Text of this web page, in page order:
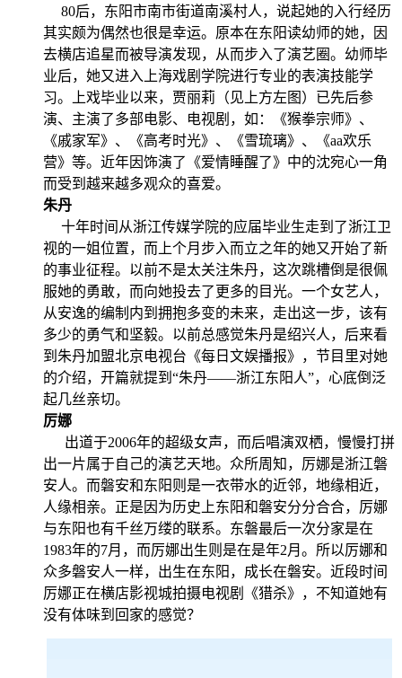
80后，东阳市南市街道南溪村人，说起她的入行经历
其实颇为偶然也很是幸运。原本在东阳读幼师的她，因
去横店追星而被导演发现，从而步入了演艺圈。幼师毕
业后，她又进入上海戏剧学院进行专业的表演技能学
习。上戏毕业以来，贾丽莉（见上方左图）已先后参
演、主演了多部电影、电视剧，如：《猴拳宗师》、
《戚家军》、《高考时光》、《雪琉璃》、《aa欢乐
营》等。近年因饰演了《爱情睡醒了》中的沈宛心一角
而受到越来越多观众的喜爱。
朱丹
十年时间从浙江传媒学院的应届毕业生走到了浙江卫
视的一姐位置，而上个月步入而立之年的她又开始了新
的事业征程。以前不是太关注朱丹，这次跳槽倒是很佩
服她的勇敢，而向她投去了更多的目光。一个女艺人，
从安逸的编制内到拥抱多变的未来，走出这一步，该有
多少的勇气和坚毅。以前总感觉朱丹是绍兴人，后来看
到朱丹加盟北京电视台《每日文娱播报》，节目里对她
的介绍，开篇就提到“朱丹——浙江东阳人”，心底倒泛
起几丝亲切。
厉娜
出道于2006年的超级女声，而后唱演双栖，慢慢打拼
出一片属于自己的演艺天地。众所周知，厉娜是浙江磐
安人。而磐安和东阳则是一衣带水的近邻，地缘相近，
人缘相亲。正是因为历史上东阳和磐安分分合合，厉娜
与东阳也有千丝万缕的联系。东磐最后一次分家是在
1983年的7月，而厉娜出生则是在是年2月。所以厉娜和
众多磐安人一样，出生在东阳，成长在磐安。近段时间
厉娜正在横店影视城拍摄电视剧《猎杀》，不知道她有
没有体味到回家的感觉？